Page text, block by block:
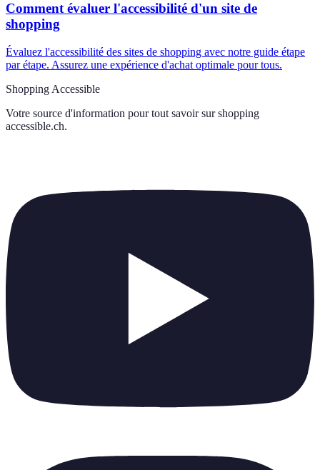
Comment évaluer l'accessibilité d'un site de
shopping
Évaluez l'accessibilité des sites de shopping avec notre guide étape
par étape. Assurez une expérience d'achat optimale pour tous.
Shopping Accessible
Votre source d'information pour tout savoir sur shopping
accessible.ch.